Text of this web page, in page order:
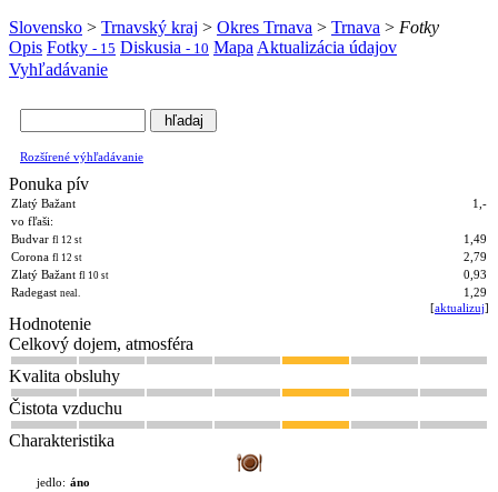
Slovensko > Trnavský kraj > Okres Trnava > Trnava > Fotky
Opis Fotky - 15 Diskusia - 10 Mapa Aktualizácia údajov
Vyhľadávanie
Rozšírené výhľadávanie
Ponuka pív
Zlatý Bažant
1,-
vo fľaši:
Budvar fl 12 st
1,49
Corona fl 12 st
2,79
Zlatý Bažant fl 10 st
0,93
Radegast neal.
1,29
[aktualizuj]
Hodnotenie
Celkový dojem, atmosféra
Kvalita obsluhy
Čistota vzduchu
Charakteristika
jedlo: áno